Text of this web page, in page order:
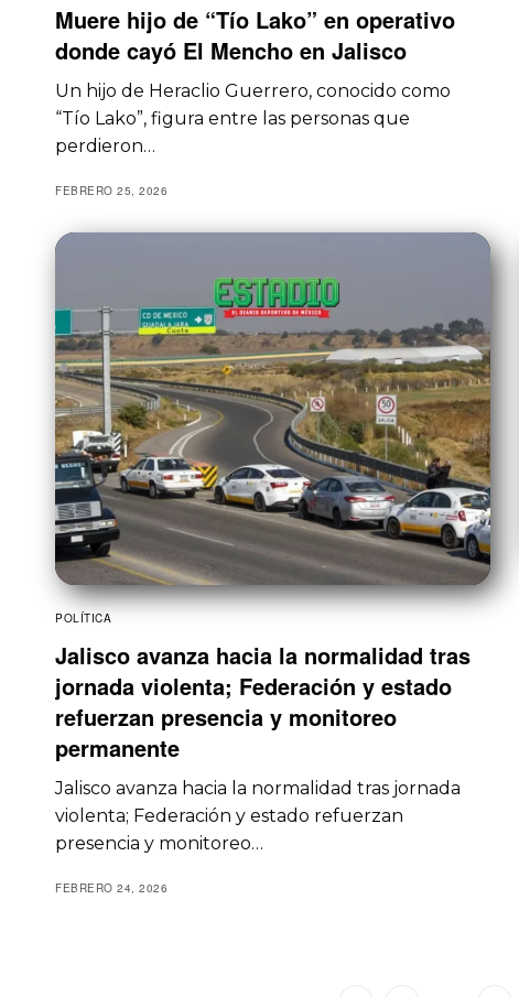
Muere hijo de “Tío Lako” en operativo
donde cayó El Mencho en Jalisco
Un hijo de Heraclio Guerrero, conocido como
“Tío Lako”, figura entre las personas que
perdieron…
FEBRERO 25, 2026
POLÍTICA
Jalisco avanza hacia la normalidad tras
jornada violenta; Federación y estado
refuerzan presencia y monitoreo
permanente
Jalisco avanza hacia la normalidad tras jornada
violenta; Federación y estado refuerzan
presencia y monitoreo…
FEBRERO 24, 2026